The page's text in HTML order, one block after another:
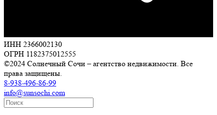
ИНН 2366002130
ОГРН 1182375012555
©2024 Солнечный Сочи – агентство недвижимости. Все
права защищены.
8-938-496-86-99
info@sunsochi.com